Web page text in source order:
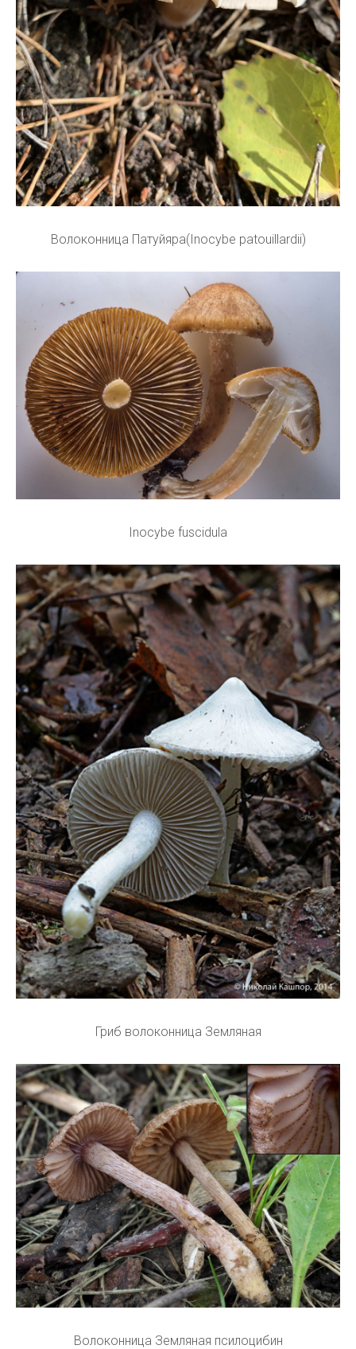
Волоконница Патуйяра(Inocybe patouillardii)
Inocybe fuscidula
Гриб волоконница Земляная
Волоконница Земляная псилоцибин